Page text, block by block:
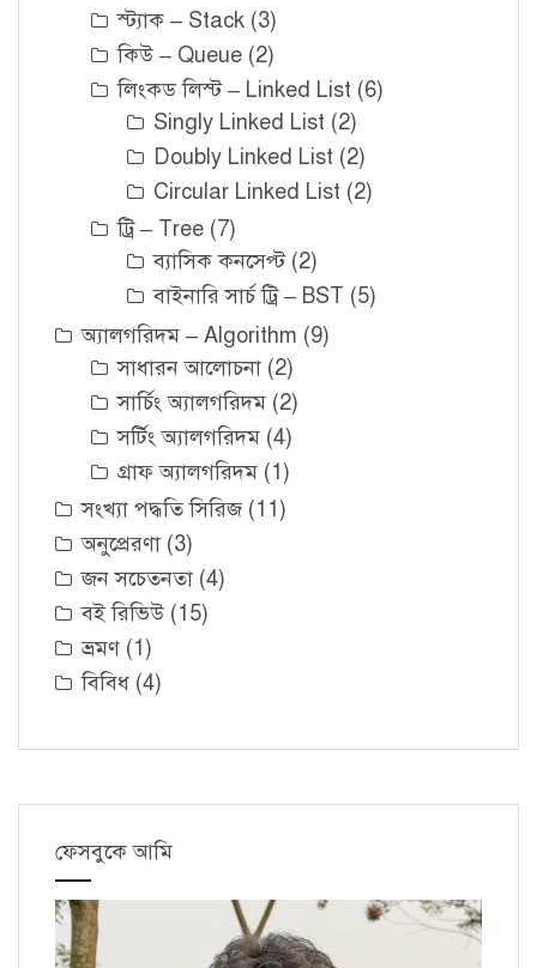
স্ট্যাক – Stack (3)
কিউ – Queue (2)
লিংকড লিস্ট – Linked List (6)
Singly Linked List (2)
Doubly Linked List (2)
Circular Linked List (2)
ট্রি – Tree (7)
ব্যাসিক কনসেপ্ট(2)
বাইনারি সার্চ ট্রি – BST (5)
অ্যালগরিদম – Algorithm (9)
সাধারন আলোচনা (2)
সার্চিং অ্যালগরিদম (2)
সর্টিং অ্যালগরিদম (4)
গ্রাফ অ্যালগরিদম (1)
সংখ্যা পদ্ধতি সিরিজ (11)
অনুপ্রেরণা (3)
জন সচেতনতা (4)
বই রিভিউ (15)
ভ্রমণ (1)
বিবিধ (4)
ফেসবুকে আমি